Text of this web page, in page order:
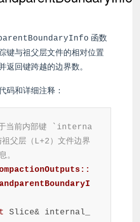
函数
键与祖父层文件的相对位置
返回键跨越的边界数。
码和详细注释：
当前内部键 `interna
父层（L+2）文件边界
。
Slice& internal_